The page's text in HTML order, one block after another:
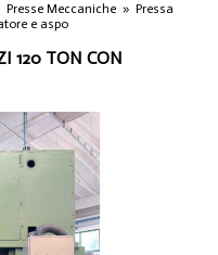
Presse Meccaniche » Pressa
e aspo
120 TON CON